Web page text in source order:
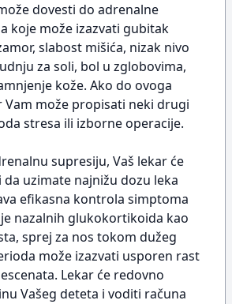
dovesti do adrenalne
koje može izazvati gubitak
slabost mišića, nizak nivo
za soli, bol u zglobovima,
kože. Ako do ovoga
Vam može propisati neki drugi
stresa ili izborne operacije.
supresiju, Vaš lekar će
da uzimate najnižu dozu leka
efikasna kontrola simptoma
nazalnih glukokortikoida kao
sprej za nos tokom dužeg
može izazvati usporen rast
Lekar će redovno
Vašeg deteta i voditi računa